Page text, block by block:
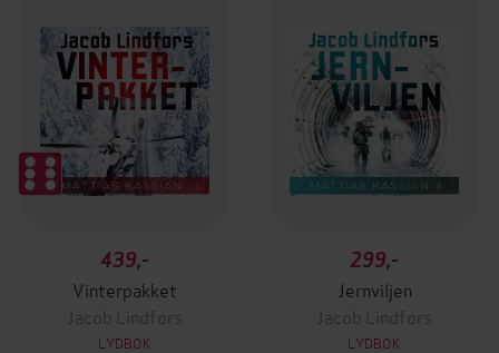
439,-
Vinterpakket
Jacob Lindfors
LYDBOK
299,-
Jernviljen
Jacob Lindfors
LYDBOK